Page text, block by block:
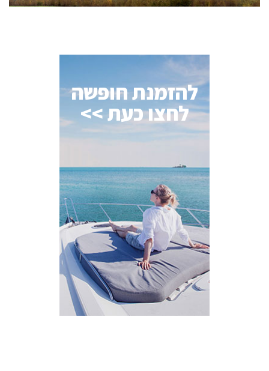
להזמנת חופשה
לחצו כעת >>
AI Assistant
איך אפשר לעזור?
בחר אחת מהאפשרויות.